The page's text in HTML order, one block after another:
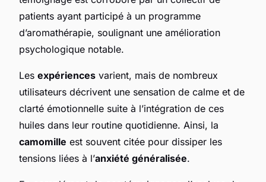
patients ayant participé à un programme
d’aromathérapie, soulignant une amélioration
psychologique notable.
Les expériences varient, mais de nombreux
utilisateurs décrivent une sensation de calme et de
clarté émotionnelle suite à l’intégration de ces
huiles dans leur routine quotidienne. Ainsi, la
camomille est souvent citée pour dissiper les
tensions liées à l’anxiété généralisée.